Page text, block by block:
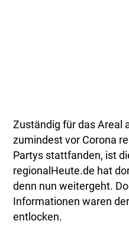
Zuständig für das Areal
zumindest vor Corona
Partys stattfanden, ist
regionalHeute.de hat
denn nun weitergeht.
Informationen waren
entlocken.